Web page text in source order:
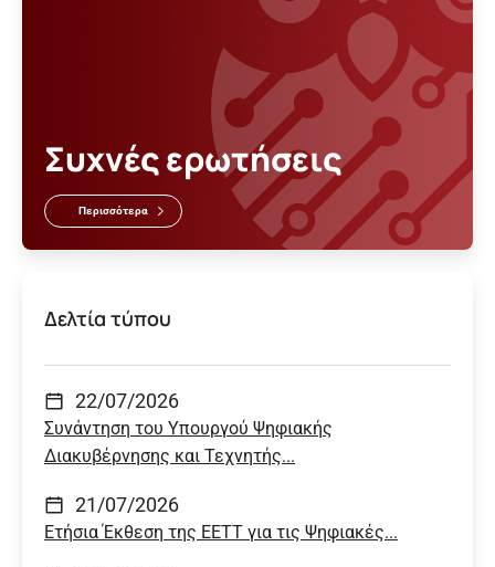
Συχνές ερωτήσεις
Περισσότερα
Δελτία τύπου
22/07/2026
Συνάντηση του Υπουργού Ψηφιακής
Διακυβέρνησης και Τεχνητής...
21/07/2026
Ετήσια Έκθεση της ΕΕΤΤ για τις Ψηφιακές...